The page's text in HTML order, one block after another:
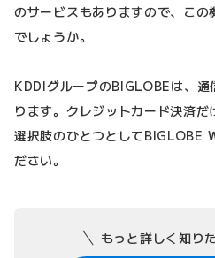
のサービスもありますので、こ
でしょうか。
KDDIグループのBIGLOBEは、通
ります。クレジットカード決済だ
選択肢のひとつとしてBIGLOBE
ださい。
もっと詳しく知り